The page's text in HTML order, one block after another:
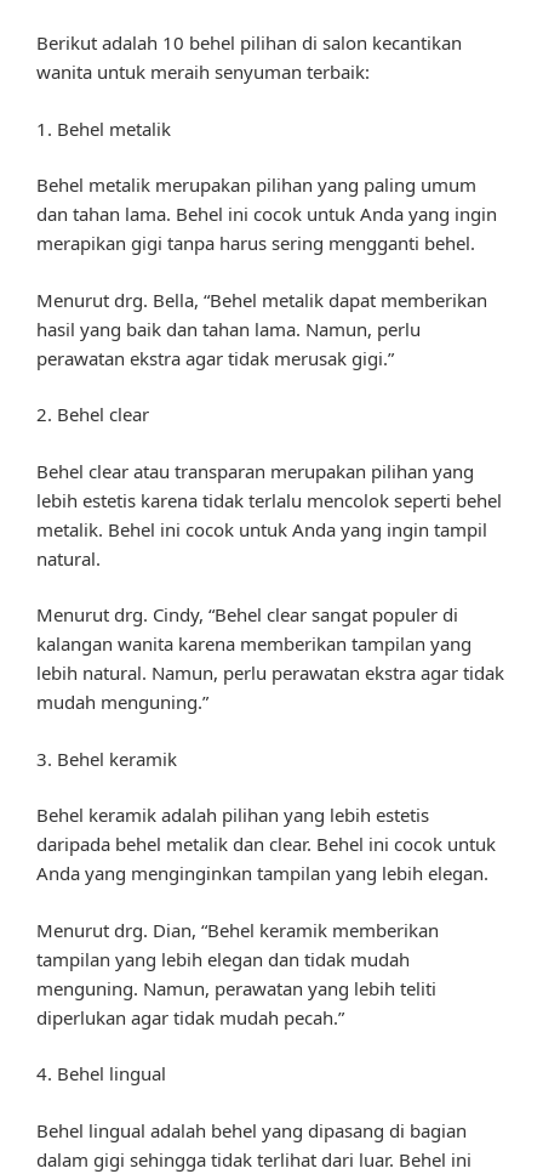
Berikut adalah 10 behel pilihan di salon kecantikan
wanita untuk meraih senyuman terbaik:
1. Behel metalik
Behel metalik merupakan pilihan yang paling umum
dan tahan lama. Behel ini cocok untuk Anda yang ingin
merapikan gigi tanpa harus sering mengganti behel.
Menurut drg. Bella, “Behel metalik dapat memberikan
hasil yang baik dan tahan lama. Namun, perlu
perawatan ekstra agar tidak merusak gigi.”
2. Behel clear
Behel clear atau transparan merupakan pilihan yang
lebih estetis karena tidak terlalu mencolok seperti behel
metalik. Behel ini cocok untuk Anda yang ingin tampil
natural.
Menurut drg. Cindy, “Behel clear sangat populer di
kalangan wanita karena memberikan tampilan yang
lebih natural. Namun, perlu perawatan ekstra agar tidak
mudah menguning.”
3. Behel keramik
Behel keramik adalah pilihan yang lebih estetis
daripada behel metalik dan clear. Behel ini cocok untuk
Anda yang menginginkan tampilan yang lebih elegan.
Menurut drg. Dian, “Behel keramik memberikan
tampilan yang lebih elegan dan tidak mudah
menguning. Namun, perawatan yang lebih teliti
diperlukan agar tidak mudah pecah.”
4. Behel lingual
Behel lingual adalah behel yang dipasang di bagian
dalam gigi sehingga tidak terlihat dari luar. Behel ini